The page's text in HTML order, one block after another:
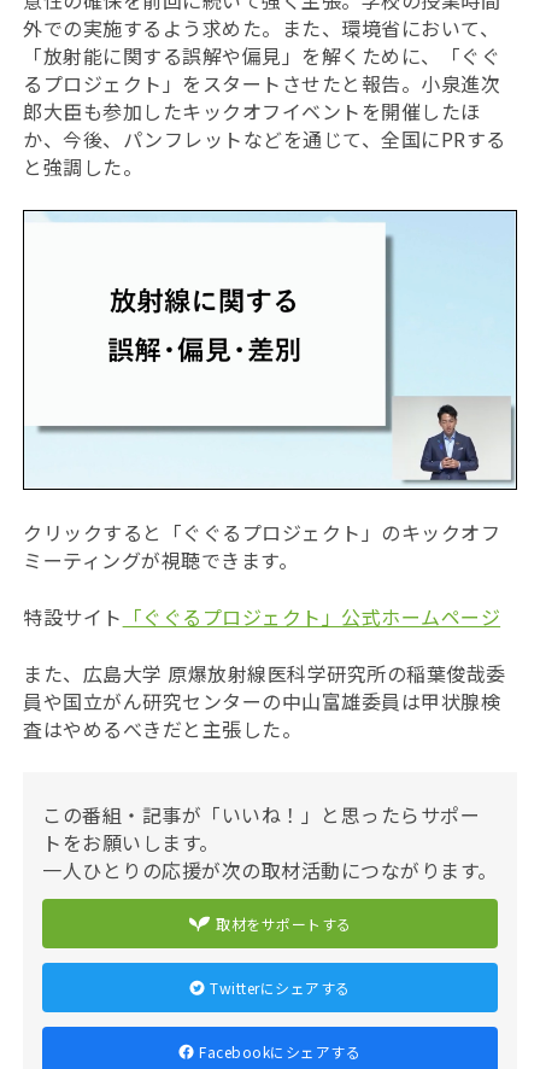
外での実施するよう求めた。また、環境省において、
「放射能に関する誤解や偏見」を解くために、「ぐぐ
るプロジェクト」をスタートさせたと報告。小泉進次
郎大臣も参加したキックオフイベントを開催したほ
か、今後、パンフレットなどを通じて、全国にPRする
と強調した。
クリックすると「ぐぐるプロジェクト」のキックオフ
ミーティングが視聴できます。
特設サイト 「ぐぐるプロジェクト」公式ホームページ
また、広島大学 原爆放射線医科学研究所の稲葉俊哉委
員や国立がん研究センターの中山富雄委員は甲状腺検
査はやめるべきだと主張した。
この番組・記事が「いいね！」と思ったらサポー
トをお願いします。
一人ひとりの応援が次の取材活動につながります。
取材をサポートする
Twitterにシェアする
Facebookにシェアする